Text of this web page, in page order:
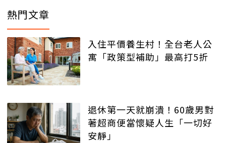
熱門文章
入住平價養生村！全台老人公
寓「政策型補助」最高打5折
退休第一天就崩潰！60歲男對
著超商便當懷疑人生「一切好
安靜」